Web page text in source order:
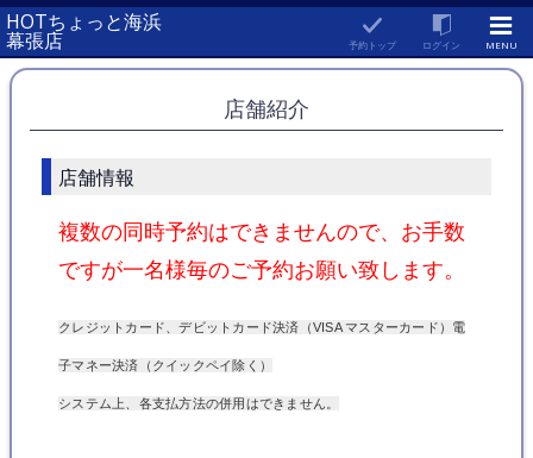
HOTちょっと海浜
幕張店 予約トップ ログイン MENU
店舗紹介
店舗情報
複数の同時予約はできませんので、お手数
ですが一名様毎のご予約お願い致します。
クレジットカード、デビットカード決済（VISA マスターカード）電
子マネー決済（クイックペイ除く）
システム上、各支払方法の併用はできません。